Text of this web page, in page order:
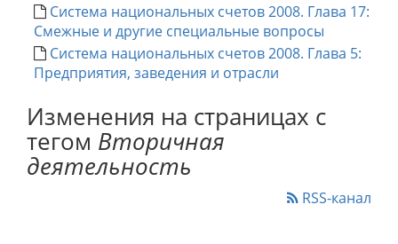
Система национальных счетов 2008. Глава 17:
Смежные и другие специальные вопросы
Система национальных счетов 2008. Глава 5:
Предприятия, заведения и отрасли
Изменения на страницах с
тегом Вторичная
деятельность
RSS-канал